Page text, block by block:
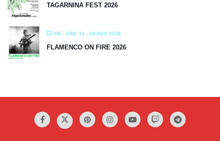
TAGARNINA FEST 2026
VIE - SÁB, 21 - 29 AGO 2026
FLAMENCO ON FIRE 2026